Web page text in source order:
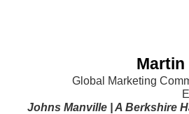
Global Marketing
Johns Manville | A Berkshire